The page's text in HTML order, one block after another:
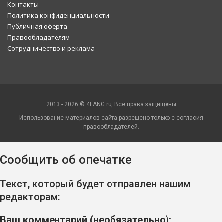
Контакты
Политика конфиденциальности
Публичная оферта
Правообладателям
Сотрудничество и реклама
2013 - 2026 © 4LANG.ru, Все права защищены
Использование материалов сайта разрешено только с согласия
правообладателей.
Сообщить об опечатке
Текст, который будет отправлен нашим
редакторам:
Ваш комментарий (необязательно):